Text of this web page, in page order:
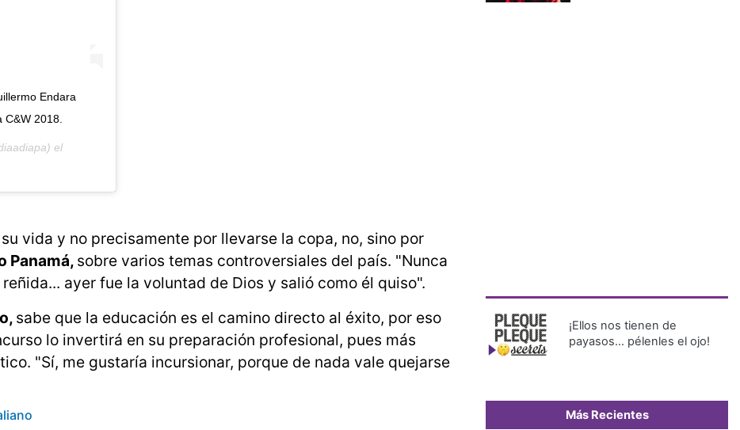
Endara
C&W 2018.
el
vida y no precisamente por llevarse la copa, no, sino por
Panamá, sobre varios temas controversiales del país. "Nunca
ayer fue la voluntad de Dios y salió como él quiso".
sabe que la educación es el camino directo al éxito, por eso
lo invertirá en su preparación profesional, pues más
"Sí, me gustaría incursionar, porque de nada vale quejarse
¡Ellos nos tienen de
payasos… pélenles el ojo!
Más Recientes